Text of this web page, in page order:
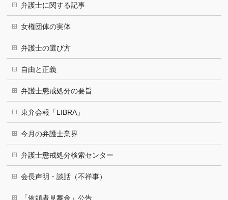
弁護士に関する記事
女権団体の実体
弁護士の選び方
自由と正義
弁護士懲戒処分の要旨
東弁会報「LIBRA」
今月の弁護士業界
弁護士懲戒処分検索センター
会長声明・談話（不祥事）
「依頼者見舞金」公告